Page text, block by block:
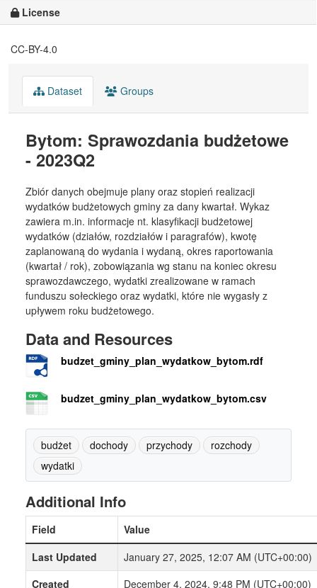
License
CC-BY-4.0
Dataset Groups
Bytom: Sprawozdania budżetowe
- 2023Q2
Zbiór danych obejmuje plany oraz stopień realizacji
wydatków budżetowych gminy za dany kwartał. Wykaz
zawiera m.in. informacje nt. klasyfikacji budżetowej
wydatków (działów, rozdziałów i paragrafów), kwotę
zaplanowaną do wydania i wydaną, okres raportowania
(kwartał / rok), zobowiązania wg stanu na koniec okresu
sprawozdawczego, wydatki zrealizowane w ramach
funduszu sołeckiego oraz wydatki, które nie wygasły z
upływem roku budżetowego.
Data and Resources
budzet_gminy_plan_wydatkow_bytom.rdf
budzet_gminy_plan_wydatkow_bytom.csv
budżet dochody przychody
rozchody
wydatki
Additional Info
Field
Value
Last Updated
January 27, 2025, 12:07 AM (UTC+00:00)
Created
December 4, 2024, 9:48 PM (UTC+00:00)